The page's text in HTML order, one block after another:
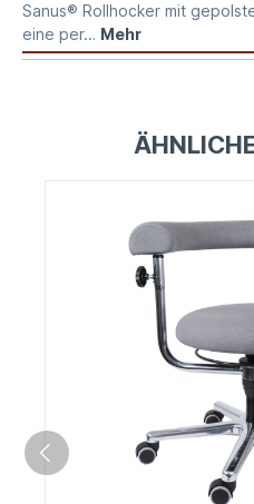
Sanus® Rollhocker mit
eine per… Mehr